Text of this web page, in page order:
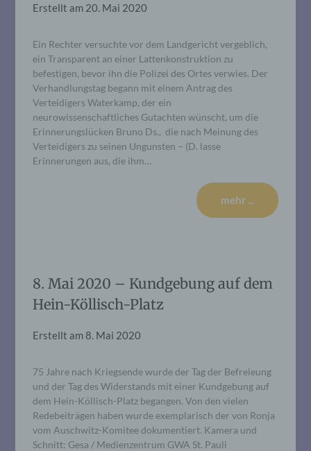
Erstellt am 20. Mai 2020
Ein Rechter versuchte vor dem Landgericht vergeblich,
ein Transparent an einer Lattenkonstruktion zu
befestigen, bevor ihn die Polizei des Ortes verwies. Der
Verhandlungstag begann mit einem Antrag des
Verteidigers Waterkamp, der ein
neurowissenschaftliches Gutachten wünscht, um die
Erinnerungslücken Bruno Ds., die nach Meinung des
Verteidigers zu seinen Ungunsten – (D. lasse
Erinnerungen aus, die ihm…
mehr ...
8. Mai 2020 – Kundgebung auf dem
Hein-Köllisch-Platz
Erstellt am8. Mai 2020
75 Jahre nach Kriegsende wurde der Tag der Befreieung
und der Tag des Widerstands mit einer Kundgebung auf
dem Hein-Köllisch-Platz begangen. Von den vielen
Redebeiträgen haben wurde exemplarisch der von Ronja
vom Auschwitz-Komitee dokumentiert. Kamera und
Schnitt: Gesa / Medienzentrum GWA St. Pauli